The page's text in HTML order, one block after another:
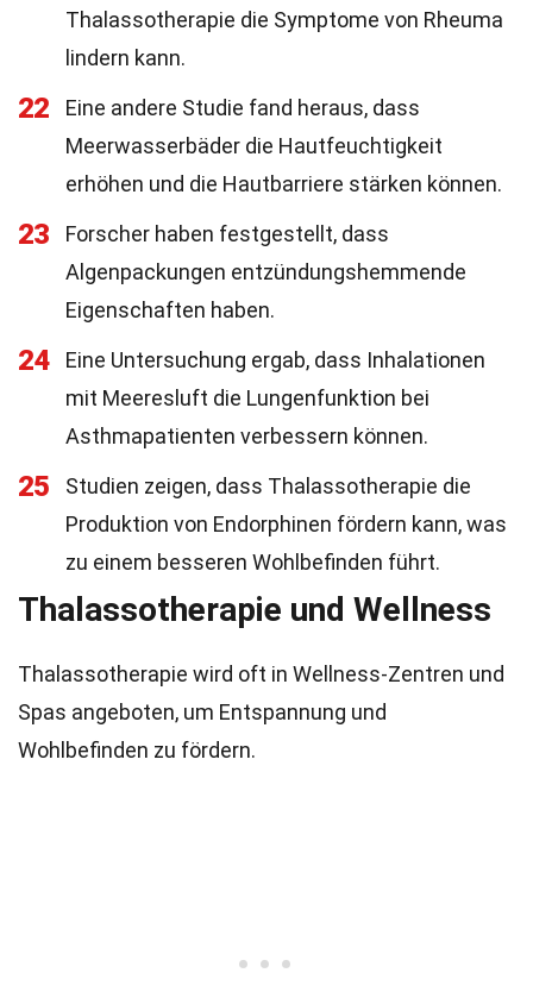
Thalassotherapie die Symptome von Rheuma
lindern kann.
22
Eine andere Studie fand heraus, dass
Meerwasserbäder die Hautfeuchtigkeit
erhöhen und die Hautbarriere stärken können.
23
Forscher haben festgestellt, dass
Algenpackungen entzündungshemmende
Eigenschaften haben.
24
Eine Untersuchung ergab, dass Inhalationen
mit Meeresluft die Lungenfunktion bei
Asthmapatienten verbessern können.
25
Studien zeigen, dass Thalassotherapie die
Produktion von Endorphinen fördern kann, was
zu einem besseren Wohlbefinden führt.
Thalassotherapie und Wellness
Thalassotherapie wird oft in Wellness-Zentren und
Spas angeboten, um Entspannung und
Wohlbefinden zu fördern.